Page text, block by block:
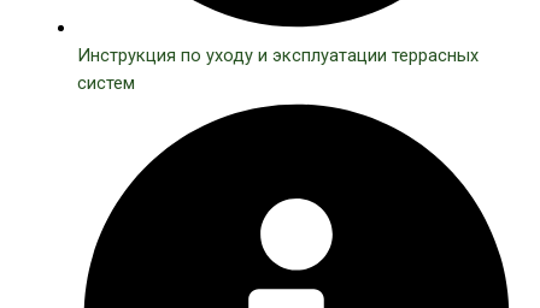
Инструкция по уходу и эксплуатации террасных
систем